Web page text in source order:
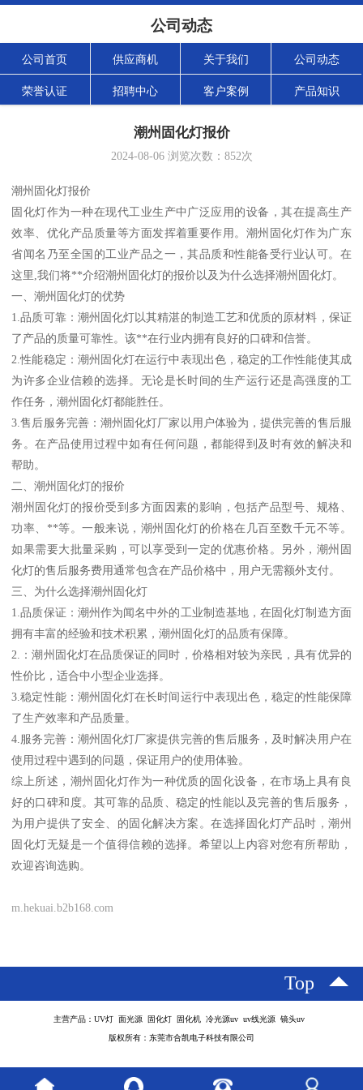
公司动态
公司首页 供应商机 关于我们 公司动态
荣誉认证 招聘中心 客户案例 产品知识
潮州固化灯报价
2024-08-06浏览次数： 852次
潮州固化灯报价
固化灯作为一种在现代工业生产中广泛应用的设备，其在提高生产
效率、优化产品质量等方面发挥着重要作用。潮州固化灯作为广东
省闻名乃至全国的工业产品之一，其品质和性能备受行业认可。在
这里,我们将**介绍潮州固化灯的报价以及为什么选择潮州固化灯。
一、潮州固化灯的优势
1.品质可靠：潮州固化灯以其精湛的制造工艺和优质的原材料，保证
了产品的质量可靠性。该**在行业内拥有良好的口碑和信誉。
2.性能稳定：潮州固化灯在运行中表现出色，稳定的工作性能使其成
为许多企业信赖的选择。无论是长时间的生产运行还是高强度的工
作任务，潮州固化灯都能胜任。
3.售后服务完善：潮州固化灯厂家以用户体验为，提供完善的售后服
务。在产品使用过程中如有任何问题，都能得到及时有效的解决和
帮助。
二、潮州固化灯的报价
潮州固化灯的报价受到多方面因素的影响，包括产品型号、规格、
功率、**等。一般来说，潮州固化灯的价格在几百至数千元不等。
如果需要大批量采购，可以享受到一定的优惠价格。另外，潮州固
化灯的售后服务费用通常包含在产品价格中，用户无需额外支付。
三、为什么选择潮州固化灯
1.品质保证：潮州作为闻名中外的工业制造基地，在固化灯制造方面
拥有丰富的经验和技术积累，潮州固化灯的品质有保障。
2.：潮州固化灯在品质保证的同时，价格相对较为亲民，具有优异的
性价比，适合中小型企业选择。
3.稳定性能：潮州固化灯在长时间运行中表现出色，稳定的性能保障
了生产效率和产品质量。
4.服务完善：潮州固化灯厂家提供完善的售后服务，及时解决用户在
使用过程中遇到的问题，保证用户的使用体验。
综上所述，潮州固化灯作为一种优质的固化设备，在市场上具有良
好的口碑和度。其可靠的品质、稳定的性能以及完善的售后服务，
为用户提供了安全、的固化解决方案。在选择固化灯产品时，潮州
固化灯无疑是一个值得信赖的选择。希望以上内容对您有所帮助，
欢迎咨询选购。
m.hekuai.b2b168.com
Top
主营产品：UV灯 面光源 固化灯 固化机 冷光源uv uv线光源 镜头uv
版权所有：东莞市合凯电子科技有限公司